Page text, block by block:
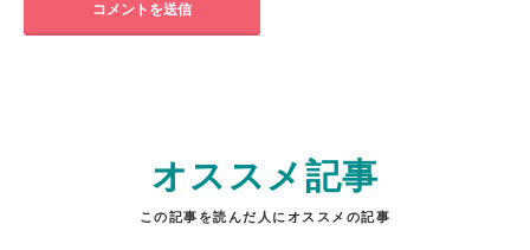
オススメ記事
この記事を読んだ人にオススメの記事